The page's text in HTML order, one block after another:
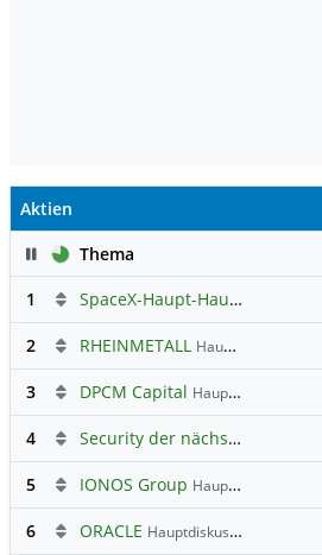
Aktien
PauseThema
1
SpaceX-Haupt-Hauptforum
2 RHEINMETALL Hauptdiskussion
3 DPCM Capital Hauptdiskussion
4 Security der nächsten Generation
5 IONOS Group Hauptdiskussion
6 ORACLE Hauptdiskussion